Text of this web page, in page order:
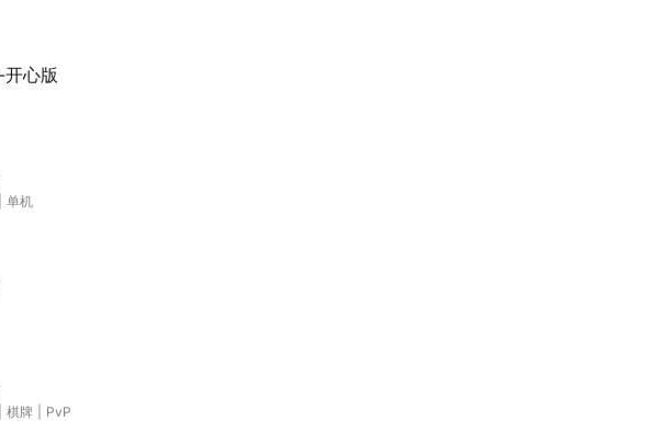
心版
单机
棋牌
PvP